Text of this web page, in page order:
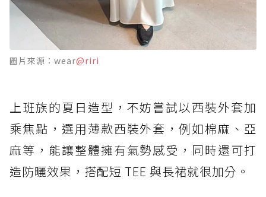
圖片來源：wear@riri
上班族的夏日造型，不妨嘗試以西裝外套加
乘焦點，選用薄款西裝外套，例如棉麻、亞
麻等，能讓整體擁有氣勢感受，同時還可打
造防曬效果，搭配短 TEE 與長裙就很加分。